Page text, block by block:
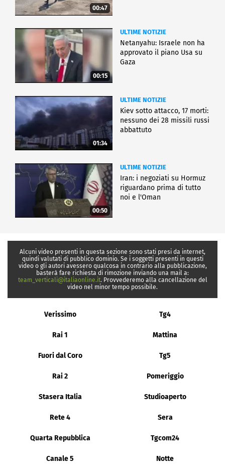
00:47
00:15
ULTIME NOTIZIE
Netanyahu: Israele non ha
approvato il piano Usa su
Gaza
01:34
ULTIME NOTIZIE
Kiev sotto attacco, 17 morti:
nessuno dei 28 missili russi
abbattuto
00:50
ULTIME NOTIZIE
Iran: i negoziati su Hormuz
riguardano prima di tutto
noi e l'Oman
Alcuni video presenti in questa sezione sono stati presi da internet,
quindi valutati di pubblico dominio. Se i soggetti presenti in questi
video o gli autori avessero qualcosa in contrario alla pubblicazione,
basterà fare richiesta di rimozione inviando una mail a:
team_verticali@italiaonline.it. Provvederemo alla cancellazione del
video nel minor tempo possibile.
Verissimo Tg4
Rai 1 Mattina
Fuori dal Coro Tg5
Rai 2 Pomeriggio
Stasera Italia Studioaperto
Rete 4 Sera
Quarta Repubblica Tgcom24
Canale 5 Notte